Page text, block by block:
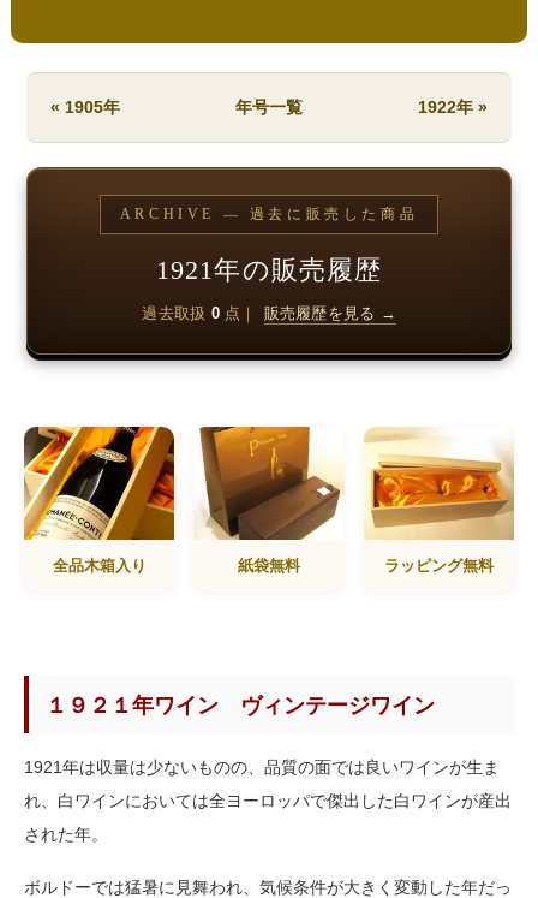
« 1905年 年号一覧 1922年 »
ARCHIVE — 過去に販売した商品
1921年の販売履歴
過去取扱 0点｜ 販売履歴を見る →
全品木箱入り 紙袋無料 ラッピング無料
１９２１年ワイン ヴィンテージワイン
1921年は収量は少ないものの、品質の面では良いワインが生ま
れ、白ワインにおいては全ヨーロッパで傑出した白ワインが産出
された年。
ボルドーでは猛暑に見舞われ、気候条件が大きく変動した年だっ